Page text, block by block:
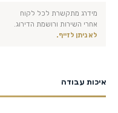
מידרג מתקשרת לכל לקוח
אחרי השירות ורושמת הדירוג.
לא ניתן לזייף.
איכות עבודה